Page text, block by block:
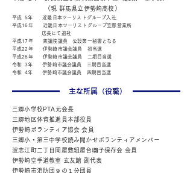
（現 群馬県立伊勢崎高校）
平成 5年 近畿日本ツーリストグループ入社
平成16年 近畿日本ツーリストグループ笠懸営業所
店長にて退社
平成17年 衆議院議員 公設第一秘書となる
平成22年 伊勢崎市議会議員 初当選
平成26年 伊勢崎市議会議員 二期目当選
令和 3年 伊勢崎市議会議員 三期目当選
令和 4年 伊勢崎市議会議員 四期目当選
​主な所属（役職）
三郷小学校PTA 元会長
三郷地区体育推進員本部役員
伊勢崎ボランティア協会 会員
三郷小・第三中学校読み聞かせボランティアメンバー
波志江町二丁目岡屋敷組屋台囃子保存会 会員
伊勢崎空手道教室 玄友館 副代表
伊勢崎市消防団９の１分団員